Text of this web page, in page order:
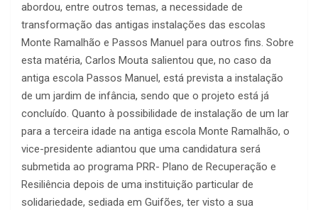
abordou, entre outros temas, a necessidade de
transformação das antigas instalações das escolas
Monte Ramalhão e Passos Manuel para outros fins. Sobre
esta matéria, Carlos Mouta salientou que, no caso da
antiga escola Passos Manuel, está prevista a instalação
de um jardim de infância, sendo que o projeto está já
concluído. Quanto à possibilidade de instalação de um lar
para a terceira idade na antiga escola Monte Ramalhão, o
vice-presidente adiantou que uma candidatura será
submetida ao programa PRR- Plano de Recuperação e
Resiliência depois de uma instituição particular de
solidariedade, sediada em Guifões, ter visto a sua